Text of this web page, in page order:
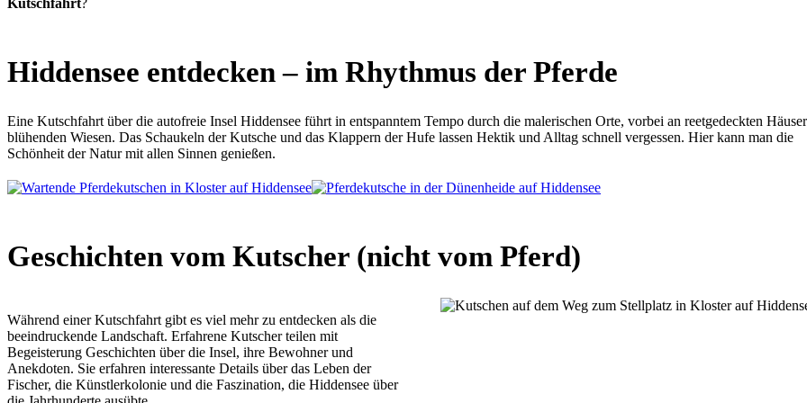
Kutschfahrt?
Hiddensee entdecken – im Rhythmus der Pferde
Eine Kutschfahrt über die autofreie Insel Hiddensee führt in entspanntem Tempo durch die malerischen Orte, vorbei an reetgedeckten
blühenden Wiesen. Das Schaukeln der Kutsche und das Klappern der Hufe lassen Hektik und Alltag schnell vergessen. Hier kann man die
Schönheit der Natur mit allen Sinnen genießen.
Geschichten vom Kutscher (nicht vom Pferd)
Während einer Kutschfahrt gibt es viel mehr zu entdecken als die
beeindruckende Landschaft. Erfahrene Kutscher teilen mit
Begeisterung Geschichten über die Insel, ihre Bewohner und
Anekdoten. Sie erfahren interessante Details über das Leben der
Fischer, die Künstlerkolonie und die Faszination, die Hiddensee über